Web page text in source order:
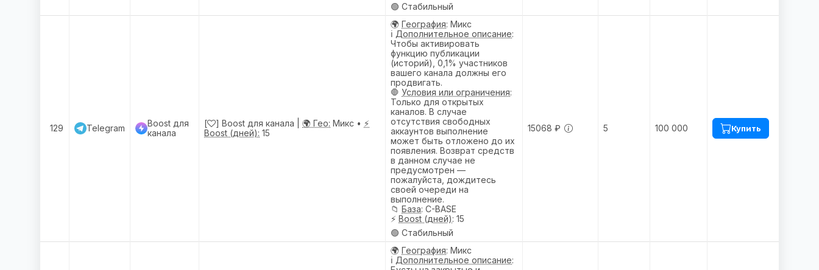
🟢 Стабильный
129 Telegram
Boost для
канала
[ ] Boost для канала | 🌍 Гео: Микс • ⚡
Boost (дней): 15
🌍 География: Микс
ℹ️ Дополнительное описание:
Чтобы активировать
функцию публикации
(историй), 0,1% участников
вашего канала должны его
продвигать.
🛑 Условия или ограничения:
Только для открытых
каналов. В случае
отсутствия свободных
аккаунтов выполнение
может быть отложено до их
появления. Возврат средств
в данном случае не
предусмотрен —
пожалуйста, дождитесь
своей очереди на
выполнение.
📁 База: C-BASE
⚡ Boost (дней): 15
🟢 Стабильный
15068 ₽ 5 100 000 Купить
🌍 География: Микс
ℹ️ Дополнительное описание: